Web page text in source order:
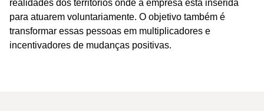
realidades dos territórios onde a empresa está inserida
para atuarem voluntariamente. O objetivo também é
transformar essas pessoas em multiplicadores e
incentivadores de mudanças positivas.